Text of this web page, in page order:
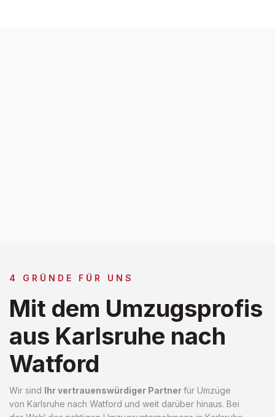
4 GRÜNDE FÜR UNS
Mit dem Umzugsprofis
aus Karlsruhe nach
Watford
Wir sind Ihr vertrauenswürdiger Partnerfür Umzüge
von Karlsruhe nach Watford und weit darüber hinaus. Bei